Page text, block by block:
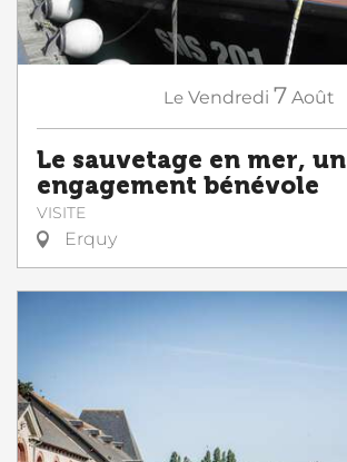
Le Vendredi 7 Août
Le sauvetage en mer, un
engagement bénévole
VISITE
Erquy